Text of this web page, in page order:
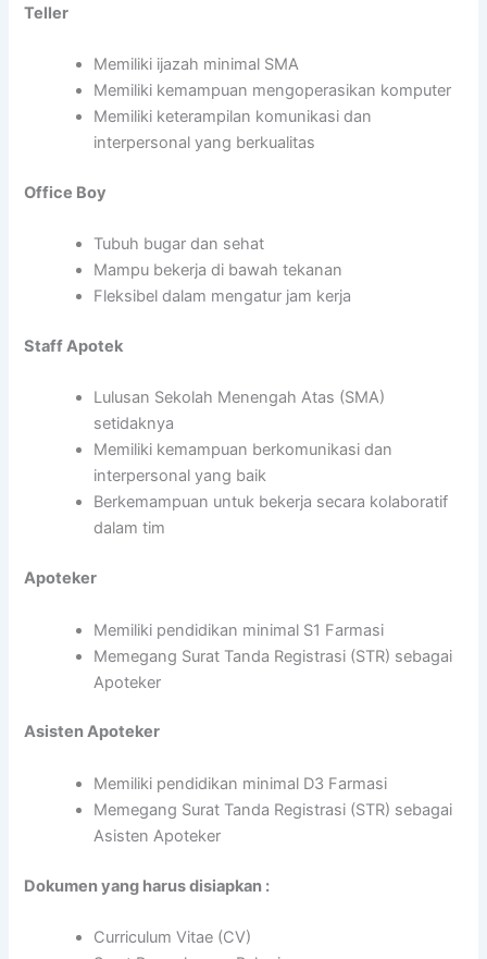
Teller
Memiliki ijazah minimal SMA
Memiliki kemampuan mengoperasikan komputer
Memiliki keterampilan komunikasi dan
interpersonal yang berkualitas
Office Boy
Tubuh bugar dan sehat
Mampu bekerja di bawah tekanan
Fleksibel dalam mengatur jam kerja
Staff Apotek
Lulusan Sekolah Menengah Atas (SMA)
setidaknya
Memiliki kemampuan berkomunikasi dan
interpersonal yang baik
Berkemampuan untuk bekerja secara kolaboratif
dalam tim
Apoteker
Memiliki pendidikan minimal S1 Farmasi
Memegang Surat Tanda Registrasi (STR) sebagai
Apoteker
Asisten Apoteker
Memiliki pendidikan minimal D3 Farmasi
Memegang Surat Tanda Registrasi (STR) sebagai
Asisten Apoteker
Dokumen yang harus disiapkan :
Curriculum Vitae (CV)